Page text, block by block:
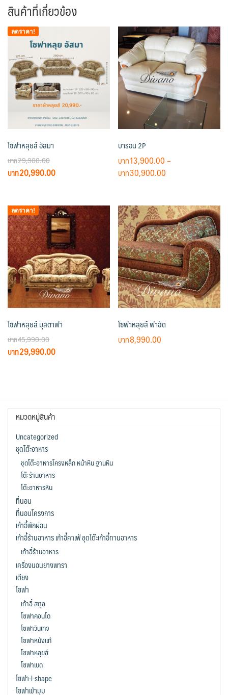
สินค้าที่เกี่ยวข้อง
ลดราคา!
โซฟาหลุยส์ อัสมา
29,900.00
Original
฿29,900.00.
20,990.00Current
฿20,990.00.
บารอน 2P
13,900.00–
30,900.00
through
฿30,900.00
has
multiple
variants.
The
options
may
be
chosen
on
the
product
ลดราคา!
โซฟาหลุยส์ มุสตาฟา
45,990.00
Original29,990.00Current
โซฟาหลุยส์ ฟาฮัด
8,990.00
หมวดหมู่สินค้า
Uncategorized
ชุดโต๊ะอาหาร
ชุดโต๊ะอาหารโครงหล็ก หน้าหิน ฐานหิน
โต๊ะร้านอาหาร
โต๊ะอาหารหิน
ที่นอน
ที่นอนโครงการ
เก้าอี้พักผ่อน
เก้าอี้ร้านอาหาร เก้าอี้คาเฟ่ ชุดโต๊ะเก้าอี้ทานอาหาร
เก้าอี้ร้านอาหาร
เครื่องนอนยางพารา
เตียง
โซฟา
เก้าอี้ สตูล
โซฟาคอนโด
โซฟาวินเทจ
โซฟาหนังแท้
โซฟาหลุยส์
โซฟาเบด
โซฟา-l-shape
โซฟาเข้ามุม